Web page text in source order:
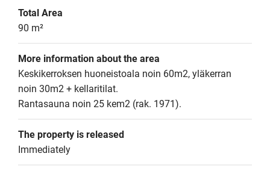
Total Area
90 m²
More information about the area
Keskikerroksen huoneistoala noin 60m2, yläkerran
noin 30m2 + kellaritilat.
Rantasauna noin 25 kem2 (rak. 1971).
The property is released
Immediately